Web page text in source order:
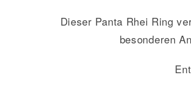
Dieser Panta Rhei Ring
besonderen